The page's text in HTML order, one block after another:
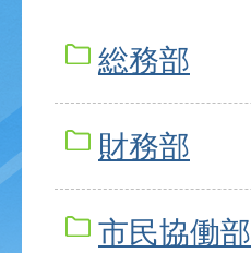
総務部
財務部
市民協働部